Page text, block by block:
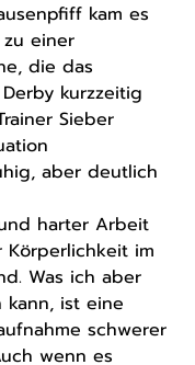
kam es
einer
die das
kurzzeitig
Sieber
aber deutlich
harter Arbeit
im
Was ich aber
ist eine
schwerer
wenn es